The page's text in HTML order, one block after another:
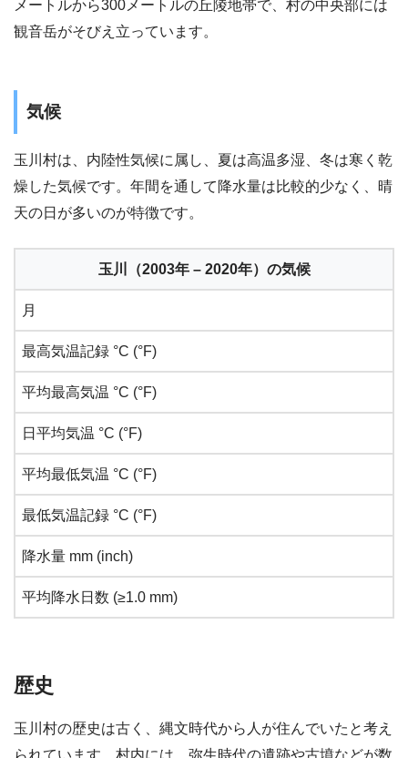
メートルから300メートルの丘陵地帯で、村の中央部には
観音岳がそびえ立っています。
気候
玉川村は、内陸性気候に属し、夏は高温多湿、冬は寒く乾
燥した気候です。年間を通して降水量は比較的少なく、晴
天の日が多いのが特徴です。
玉川（2003年 – 2020年）の気候
月
最高気温記録 °C (°F)
平均最高気温 °C (°F)
日平均気温 °C (°F)
平均最低気温 °C (°F)
最低気温記録 °C (°F)
降水量 mm (inch)
平均降水日数 (≥1.0 mm)
歴史
玉川村の歴史は古く、縄文時代から人が住んでいたと考え